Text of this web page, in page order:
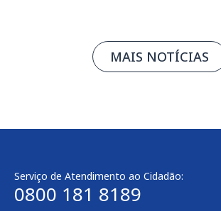
MAIS NOTÍCIAS
Serviço de Atendimento ao Cidadão:
0800 181 8189